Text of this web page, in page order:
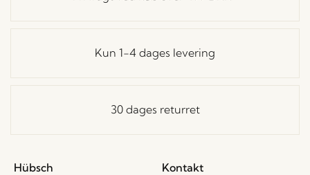
Kun 1-4 dages levering
30 dages returret
Hübsch
Kontakt